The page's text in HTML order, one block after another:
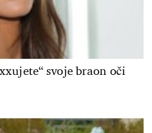
svoje braon oči